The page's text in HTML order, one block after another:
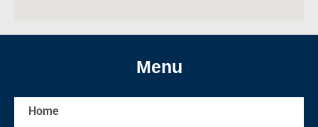
Menu
Home